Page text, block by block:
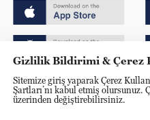
Copyright © 2024 CGTN.
京ICP备20000184号
Gizlilik Bildirimi & Çerez
Sitemize giriş yaparak Çerez
Şartları’nı kabul etmiş olursunuz.
üzerinden değiştirebilirsiniz.